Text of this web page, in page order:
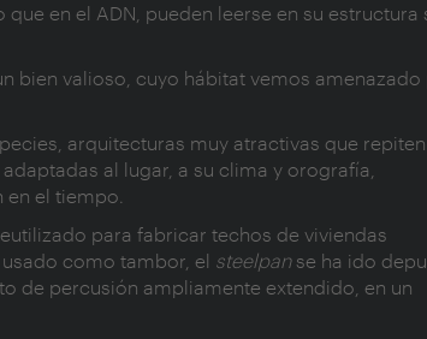
en el ADN, pueden leerse en su estructura
bien valioso, cuyo hábitat vemos amenazado
arquitecturas muy atractivas que repiten
al lugar, a su clima y orografía,
el tiempo.
para fabricar techos de viviendas
como tambor, el steelpanse ha ido
de percusión ampliamente extendido, en un